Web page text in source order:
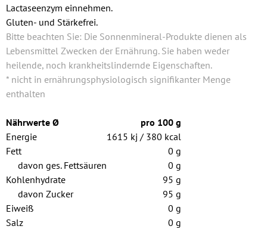
Lactaseenzym einnehmen.
Gluten- und Stärkefrei.
Bitte beachten Sie: Die Sonnenmineral-Produkte dienen als
Lebensmittel Zwecken der Ernährung. Sie haben weder
heilende, noch krankheitslindernde Eigenschaften.
* nicht in ernährungsphysiologisch signifikanter Menge
enthalten
Nährwerte Ø
pro 100 g
Energie
1615 kj / 380 kcal
Fett
0 g
davon ges. Fettsäuren
0 g
Kohlenhydrate
95 g
davon Zucker
95 g
Eiweiß
0 g
Salz
0 g